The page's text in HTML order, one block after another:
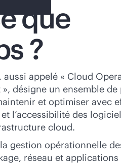
est
vide
boutique HPE pour
et commander.
que
?
aussi appelé « Cloud
désigne un ensemble de
et optimiser avec
l’accessibilité des
cloud.
gestion opérationnelle
réseau et